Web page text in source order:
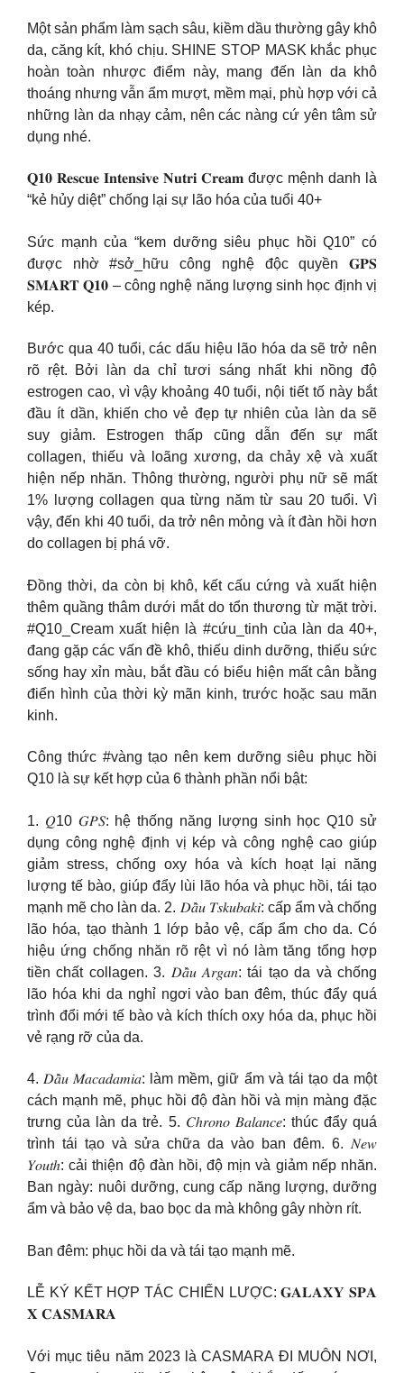
Một sản phẩm làm sạch sâu, kiềm dầu thường gây khô
da, căng kít, khó chịu. SHINE STOP MASK khắc phục
hoàn toàn nhược điểm này, mang đến làn da khô
thoáng nhưng vẫn ẩm mượt, mềm mại, phù hợp với cả
những làn da nhạy cảm, nên các nàng cứ yên tâm sử
dụng nhé.
𝐐𝟏𝟎 𝐑𝐞𝐬𝐜𝐮𝐞 𝐈𝐧𝐭𝐞𝐧𝐬𝐢𝐯𝐞 𝐍𝐮𝐭𝐫𝐢 𝐂𝐫𝐞𝐚𝐦 được mệnh danh là
“kẻ hủy diệt” chống lại sự lão hóa của tuổi 40+
Sức mạnh của “kem dưỡng siêu phục hồi Q10” có
được nhờ #sở_hữu công nghệ độc quyền 𝐆𝐏𝐒
𝐒𝐌𝐀𝐑𝐓 𝐐𝟏𝟎 – công nghệ năng lượng sinh học định vị
kép.
Bước qua 40 tuổi, các dấu hiệu lão hóa da sẽ trở nên
rõ rệt. Bởi làn da chỉ tươi sáng nhất khi nồng độ
estrogen cao, vì vậy khoảng 40 tuổi, nội tiết tố này bắt
đầu ít dần, khiến cho vẻ đẹp tự nhiên của làn da sẽ
suy giảm. Estrogen thấp cũng dẫn đến sự mất
collagen, thiếu và loãng xương, da chảy xệ và xuất
hiện nếp nhăn. Thông thường, người phụ nữ sẽ mất
1% lượng collagen qua từng năm từ sau 20 tuổi. Vì
vậy, đến khi 40 tuổi, da trở nên mỏng và ít đàn hồi hơn
do collagen bị phá vỡ.
Đồng thời, da còn bị khô, kết cấu cứng và xuất hiện
thêm quầng thâm dưới mắt do tổn thương từ mặt trời.
#Q10_Cream xuất hiện là #cứu_tinh của làn da 40+,
đang gặp các vấn đề khô, thiếu dinh dưỡng, thiếu sức
sống hay xỉn màu, bắt đầu có biểu hiện mất cân bằng
điển hình của thời kỳ mãn kinh, trước hoặc sau mãn
kinh.
Công thức #vàng tạo nên kem dưỡng siêu phục hồi
Q10 là sự kết hợp của 6 thành phần nổi bật:
1. 𝑄10 𝐺𝑃𝑆: hệ thống năng lượng sinh học Q10 sử
dụng công nghệ định vị kép và công nghệ cao giúp
giảm stress, chống oxy hóa và kích hoạt lại năng
lượng tế bào, giúp đẩy lùi lão hóa và phục hồi, tái tạo
mạnh mẽ cho làn da. 2. 𝐷𝑎̂̀𝑢 𝑇𝑠𝑘𝑢𝑏𝑎𝑘𝑖: cấp ẩm và chống
lão hóa, tạo thành 1 lớp bảo vệ, cấp ẩm cho da. Có
hiệu ứng chống nhăn rõ rệt vì nó làm tăng tổng hợp
tiền chất collagen. 3. 𝐷𝑎̂̀𝑢 𝐴𝑟𝑔𝑎𝑛: tái tạo da và chống
lão hóa khi da nghỉ ngơi vào ban đêm, thúc đẩy quá
trình đổi mới tế bào và kích thích oxy hóa da, phục hồi
vẻ rạng rỡ của da.
4. 𝐷𝑎̂̀𝑢 𝑀𝑎𝑐𝑎𝑑𝑎𝑚𝑖𝑎: làm mềm, giữ ẩm và tái tạo da một
cách mạnh mẽ, phục hồi độ đàn hồi và mịn màng đặc
trưng của làn da trẻ. 5. 𝐶ℎ𝑟𝑜𝑛𝑜 𝐵𝑎𝑙𝑎𝑛𝑐𝑒: thúc đẩy quá
trình tái tạo và sửa chữa da vào ban đêm. 6. 𝑁𝑒𝑤
𝑌𝑜𝑢𝑡ℎ: cải thiện độ đàn hồi, độ mịn và giảm nếp nhăn.
Ban ngày: nuôi dưỡng, cung cấp năng lượng, dưỡng
ẩm và bảo vệ da, bao bọc da mà không gây nhờn rít.
Ban đêm: phục hồi da và tái tạo mạnh mẽ.
LỄ KÝ KẾT HỢP TÁC CHIẾN LƯỢC: 𝐆𝐀𝐋𝐀𝐗𝐘 𝐒𝐏𝐀
𝐗 𝐂𝐀𝐒𝐌𝐀𝐑𝐀
Với mục tiêu năm 2023 là CASMARA ĐI MUÔN NƠI,